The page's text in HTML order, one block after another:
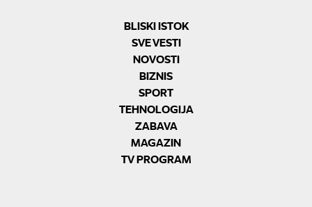
BLISKI ISTOK
SVE VESTI
NOVOSTI
BIZNIS
SPORT
TEHNOLOGIJA
ZABAVA
MAGAZIN
TV PROGRAM